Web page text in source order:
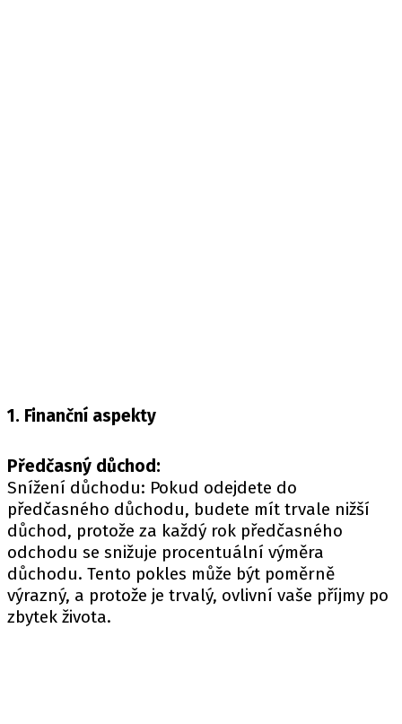
1. Finanční aspekty
Předčasný důchod:
Snížení důchodu: Pokud odejdete do
předčasného důchodu, budete mít trvale nižší
důchod, protože za každý rok předčasného
odchodu se snižuje procentuální výměra
důchodu. Tento pokles může být poměrně
výrazný, a protože je trvalý, ovlivní vaše příjmy po
zbytek života.